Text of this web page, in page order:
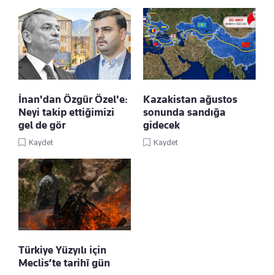
İnan'dan Özgür Özel'e:
Neyi takip ettiğimizi
gel de gör
Kaydet
Kazakistan ağustos
sonunda sandığa
gidecek
Kaydet
Türkiye Yüzyılı için
Meclis’te tarihî gün